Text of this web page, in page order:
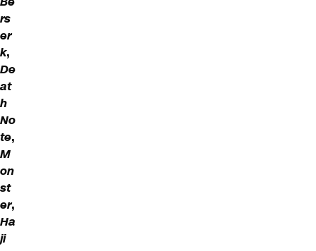
rs
er
k,
De
at
h
No
te,
M
on
st
er,
Ha
ji